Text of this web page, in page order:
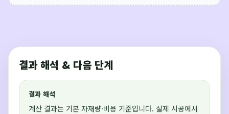
결과 해석 & 다음 단계
결과 해석
계산 결과는 기본 자재량·비용 기준입니다. 실제 시공에서